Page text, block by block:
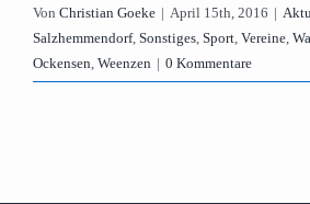
Von Christian Goeke | April 15th, 2016 |
Salzhemmendorf, Sonstiges, Sport, Vereine,
Ockensen, Weenzen | 0 Kommentare